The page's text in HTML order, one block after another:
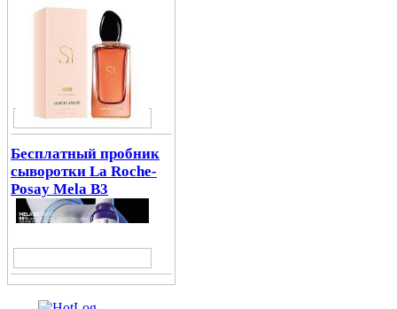
Бесплатный пробник
сыворотки La Roche-
Posay Mela B3